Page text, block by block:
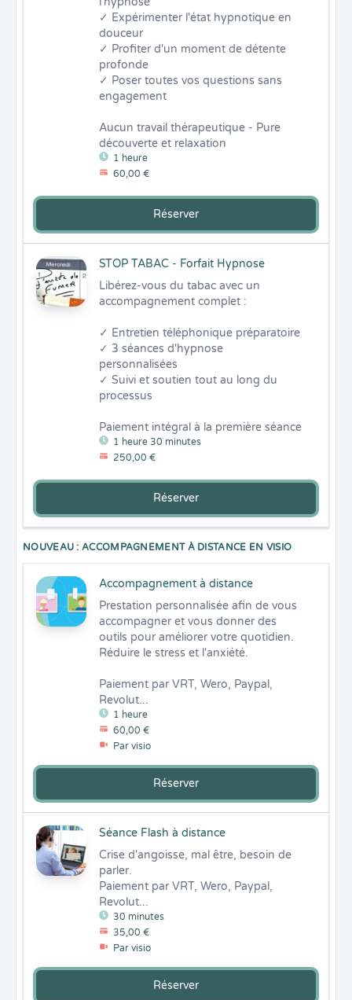
1 heure
60,00 €
✓ Expérimenter l'état hypnotique en
douceur
✓ Profiter d'un moment de détente
profonde
✓ Poser toutes vos questions sans
engagement
Aucun travail thérapeutique - Pure
découverte et relaxation
Réserver
STOP TABAC - Forfait Hypnose
1 heure 30 minutes
250,00 €
Libérez-vous du tabac avec un
accompagnement complet :
✓ Entretien téléphonique préparatoire
✓ 3 séances d'hypnose
personnalisées
✓ Suivi et soutien tout au long du
processus
Paiement intégral à la première séance
Réserver
NOUVEAU : ACCOMPAGNEMENT À DISTANCE EN VISIO
Accompagnement à distance
1 heure
60,00 €
Par visio
Prestation personnalisée afin de vous
accompagner et vous donner des
outils pour améliorer votre quotidien.
Réduire le stress et l'anxiété.
Paiement par VRT, Wero, Paypal,
Revolut...
Réserver
Séance Flash à distance
30 minutes
35,00 €
Par visio
Crise d'angoisse, mal être, besoin de
parler.
Paiement par VRT, Wero, Paypal,
Revolut...
Réserver